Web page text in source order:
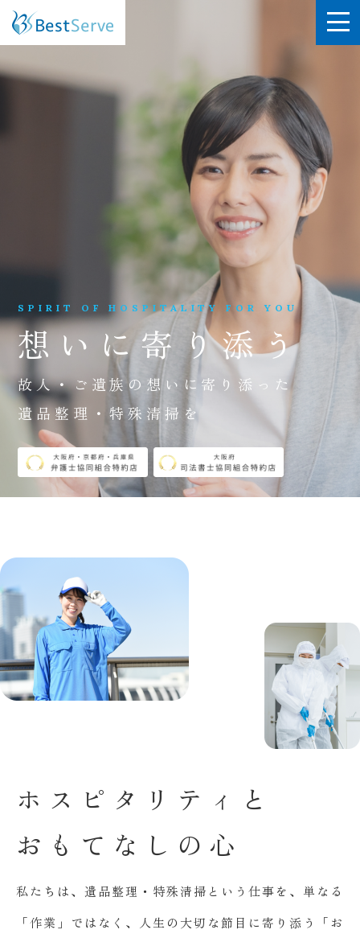
SPIRIT OF HOSPITALITY FOR YOU
想いに寄り添う
故人・ご遺族の想いに寄り添った
遺品整理・特殊清掃を
ホ ス ピ タ リ テ ィ と
お も て な し の 心
私たちは、遺品整理・特殊清掃という仕事を、単なる
「作業」ではなく、人生の大切な節目に寄り添う「お